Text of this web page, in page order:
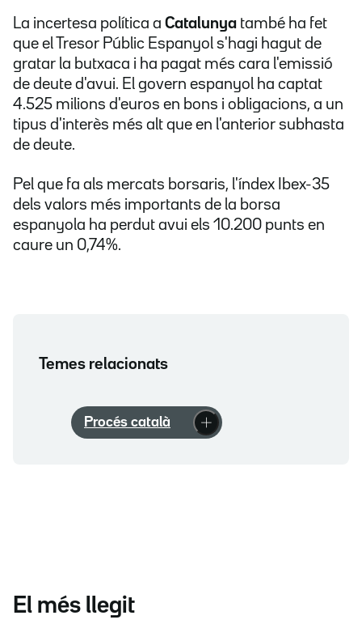
La incertesa política a Catalunya també ha fet
que el Tresor Públic Espanyol s'hagi hagut de
gratar la butxaca i ha pagat més cara l'emissió
de deute d'avui. El govern espanyol ha captat
4.525 milions d'euros en bons i obligacions, a un
tipus d'interès més alt que en l'anterior subhasta
de deute.
Pel que fa als mercats borsaris, l'índex Ibex-35
dels valors més importants de la borsa
espanyola ha perdut avui els 10.200 punts en
caure un 0,74%.
Temes relacionats
Procés català
El més llegit